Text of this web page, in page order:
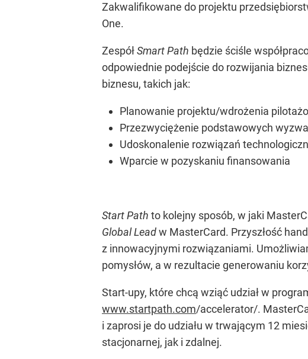
Zakwalifikowane do projektu
One.
ZespółSmart Path będzie ściśle
odpowiednie podejście do rozwijania
biznesu, takich jak:
Planowanie projektu/wdrożenia
Przezwyciężenie podstawowych
Udoskonalenie rozwiązań
Wparcie w pozyskaniu finansowania
Start Path to kolejny sposób, w jaki
Global Leadw MasterCard. Przyszłość
z innowacyjnymi rozwiązaniami.
pomysłów, a w rezultacie generowaniu
Start-upy, które chcą wziąć udział w
www.startpath.com/accelerator/.
i zaprosi je do udziału w trwającym 12
stacjonarnej, jak i zdalnej.